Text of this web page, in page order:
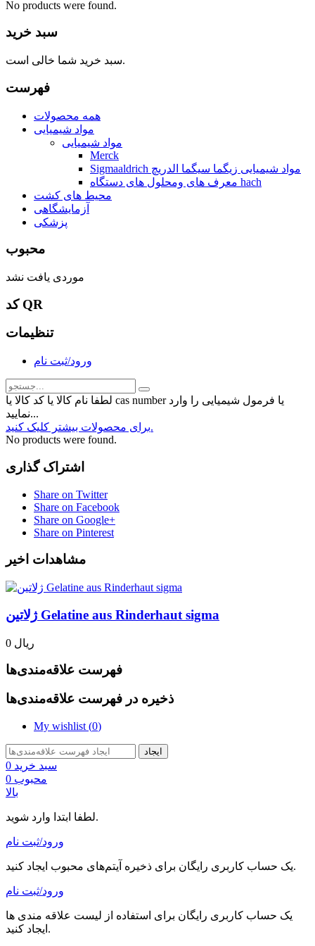
No products were found.
سبد خرید
سبد خرید شما خالی است.
فهرست
همه محصولات
مواد شیمیایی
مواد شیمیایی
Merck
Sigmaaldrich مواد شیمیایی زیگما سیگما الدریچ
معرف های ومحلول های دستگاه hach
محیط های کشت
آزمایشگاهی
پزشکی
محبوب
موردی یافت نشد
کد QR
تنظیمات
ورود/ثبت نام
لطفا نام کالا یا کد کالا یا cas number یا فرمول شیمیایی را وارد
نمایید...
برای محصولات بیشتر کلیک کنید.
No products were found.
اشتراک گذاری
Share on Twitter
Share on Facebook
Share on Google+
Share on Pinterest
مشاهدات اخیر
ژلاتین Gelatine aus Rinderhaut sigma
0 ریال
فهرست علاقه‌مندی‌ها
ذخیره در فهرست علاقه‌مندی‌ها
My wishlist (0)
ایجاد
سبد خرید 0
محبوب 0
بالا
لطفا ابتدا وارد شوید.
ورود/ثبت نام
یک حساب کاربری رایگان برای ذخیره آیتم‌های محبوب ایجاد کنید.
ورود/ثبت نام
یک حساب کاربری رایگان برای استفاده از لیست علاقه مندی ها
ایجاد کنید.